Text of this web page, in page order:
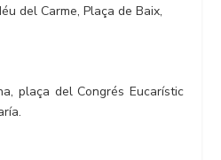
del Carme, Plaça de Baix,
plaça del Congrés Eucarístic